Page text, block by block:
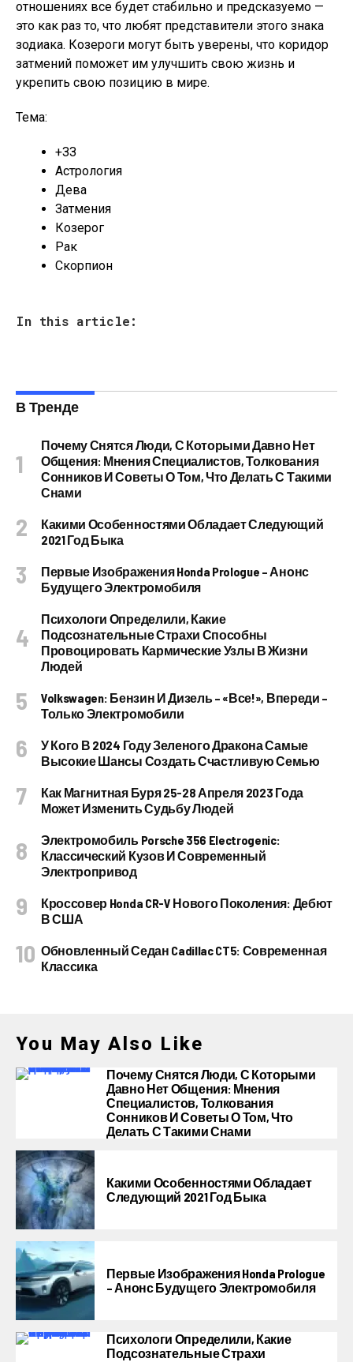
отношениях все будет стабильно и предсказуемо —
это как раз то, что любят представители этого знака
зодиака. Козероги могут быть уверены, что коридор
затмений поможет им улучшить свою жизнь и
укрепить свою позицию в мире.
Тема:
+ЗЗ
Астрология
Дева
Затмения
Козерог
Рак
Скорпион
In this article:
В Тренде
Почему Снятся Люди, С Которыми Давно Нет
Общения: Мнения Специалистов, Толкования
Сонников И Советы О Том, Что Делать С Такими
Снами
Какими Особенностями Обладает Следующий
2021 Год Быка
Первые Изображения Honda Prologue – Анонс
Будущего Электромобиля
Психологи Определили, Какие
Подсознательные Страхи Способны
Провоцировать Кармические Узлы В Жизни
Людей
Volkswagen: Бензин И Дизель – «все!», Впереди –
Только Электромобили
У Кого В 2024 Году Зеленого Дракона Самые
Высокие Шансы Создать Счастливую Семью
Как Магнитная Буря 25-28 Апреля 2023 Года
Может Изменить Судьбу Людей
Электромобиль Porsche 356 Electrogenic:
Классический Кузов И Современный
Электропривод
Кроссовер Honda CR-V Нового Поколения: Дебют
В США
Обновленный Седан Cadillac CT5: Современная
Классика
You May Also Like
Почему Снятся Люди, С Которыми
Давно Нет Общения: Мнения
Специалистов, Толкования
Сонников И Советы О Том, Что
Делать С Такими Снами
Какими Особенностями Обладает
Следующий 2021 Год Быка
Первые Изображения Honda Prologue
– Анонс Будущего Электромобиля
Психологи Определили, Какие
Подсознательные Страхи